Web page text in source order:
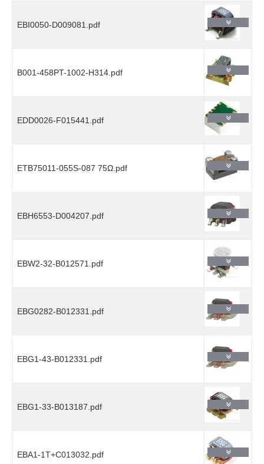
EBI0050-D009081.pdf
B001-458PT-1002-H314.pdf
EDD0026-F015441.pdf
ETB75011-055S-087 75Ω.pdf
EBH6553-D004207.pdf
EBW2-32-B012571.pdf
EBG0282-B012331.pdf
EBG1-43-B012331.pdf
EBG1-33-B013187.pdf
EBA1-1T+C013032.pdf